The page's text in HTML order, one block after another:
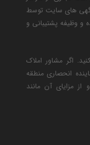
های سایت توسط
و وظیفه پشتیبانی و
اگر مشاور املاک
انحصاری منطقه
مزایای آن مانند